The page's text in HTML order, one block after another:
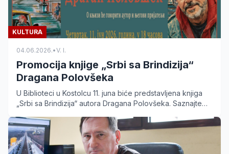
KULTURA
04.06.2026.•V. I.
Promocija knjige „Srbi sa Brindizija“
Dragana Polovšeka
U Biblioteci u Kostolcu 11. juna biće predstavljena knjiga
„Srbi sa Brindizija“ autora Dragana Polovšeka. Saznajte